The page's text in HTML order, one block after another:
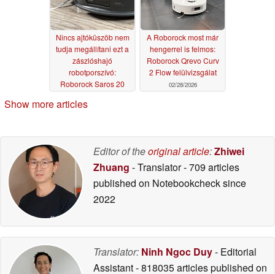
Nincs ajtóküszöb nem
tudja megállítani ezt a
zászlóshajó
robotporszívó:
Roborock Saros 20
A Roborock most már
hengerrel is felmos:
Roborock Qrevo Curv
2 Flow felülvizsgálat
02/28/2026
Show more articles
Editor of theoriginal article:Zhiwei
Zhuang - Translator- 709 articles
published on Notebookchecksince
2022
Translator: Ninh Ngoc Duy- Editorial
Assistant- 818035 articles published on